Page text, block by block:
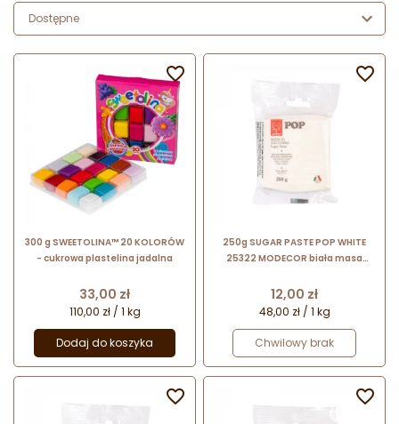
Dostępne
300 g SWEETOLINA™ 20 KOLORÓW
- cukrowa plastelina jadalna
Cena
33,00 zł
110,00 zł / 1 kg
Dodaj do koszyka

250g SUGAR PASTE POP WHITE
25322 MODECOR biała masa
Cena
12,00 zł
48,00 zł / 1 kg
Chwilowy brak

 